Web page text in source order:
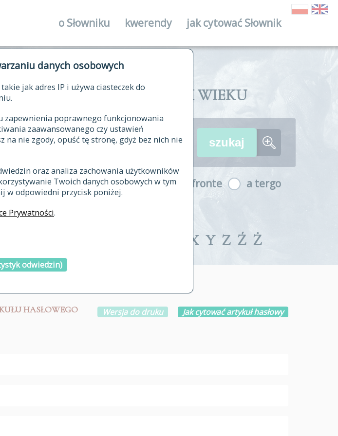
danych osobowych
jak adres IP i używa ciasteczek do
zapewnienia poprawnego funkcjonowania
zaawansowanego czy ustawień
na nie zgody, opuść tę stronę, gdyż bez nich nie
oraz analiza zachowania użytkowników
Twoich danych osobowych w tym
w odpowiedni przycisk poniżej.
Prywatności.
odwiedzin)
o Słowniku
historia
publikacje
autorzy tekstów źródłowych
zasady opracowania
najnowsze hasła
ostatnio zmodyfikowane
kwerendy jak cytować Słownik
POLSKIEGO XVII I XVIII WIEKU
a fronte a tergo
X Y Z Ź Ż
HASŁOWEGO Wersja do druku Jak cytować artykuł hasłowy